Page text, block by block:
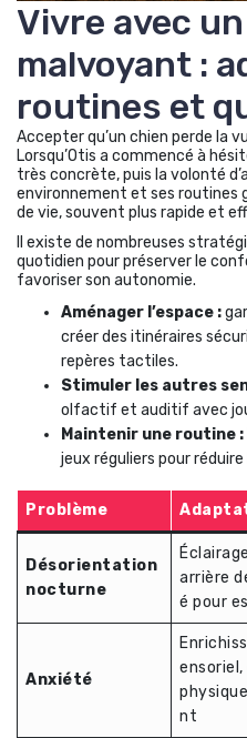
Vivre avec
malvoyant :
routines et
Accepter qu’un chien perde la
Lorsqu’Otis a commencé à
très concrète, puis la volonté
environnement et ses routines
de vie, souvent plus rapide et
Il existe de nombreuses
quotidien pour préserver le
favoriser son autonomie.
Aménager l’espace :
créer des itinéraires
repères tactiles.
Stimuler les autres
olfactif et auditif avec
Maintenir une routine :
jeux réguliers pour
Problème
Désorientation
nocturne
arrière
é pour
Anxiété
nt